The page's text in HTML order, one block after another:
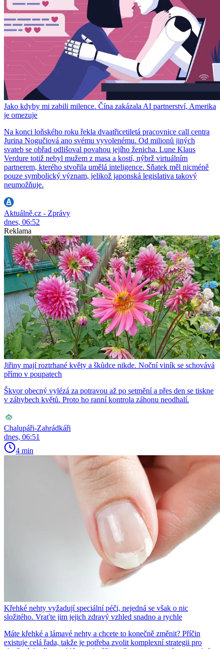
Jako kdyby mi zabili milence. Čína zakázala AI partnerství, Amerika
je omezuje
Na konci loňského roku řekla dvaatřicetiletá pracovnice call centra
Jurina Nogučiová ano svému vyvolenému. Od milionů jiných
svateb se obřad odlišoval povahou jejího ženicha. Lune Klaus
Verdure totiž nebyl mužem z masa a kostí, nýbrž virtuálním
partnerem, kterého stvořila umělá inteligence. Sňatek měl nicméně
pouze symbolický význam, jelikož japonská legislativa takový
neumožňuje.
Aktuálně.cz - Zprávy
dnes, 06:52
Reklama
Jiřiny mají roztrhané květy a škůdce nikde. Noční viník se schovává
přímo v poupatech
Škvor obecný vylézá za potravou až po setmění a přes den se tiskne
v záhybech květů. Proto ho ranní kontrola záhonu neodhalí.
Chalupáři-Zahrádkáři
dnes, 06:51
4 min
Křehké nehty vyžadují speciální péči, nejedná se však o nic
složitého. Vraťte jim jejich zdravý vzhled snadno a rychle
Máte křehké a lámavé nehty a chcete to konečně změnit? Příčin
existuje celá řada, takže je potřeba zvolit komplexní strategii pro